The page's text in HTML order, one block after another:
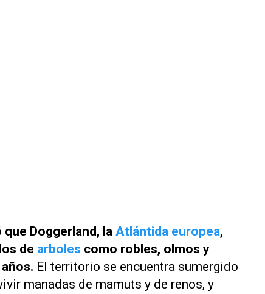
Doggerland, la Atlántida europea,
de arboles como robles, olmos y
El territorio se encuentra sumergido
manadas de mamuts y de renos, y